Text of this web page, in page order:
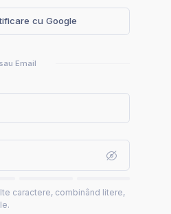
cu Google
sau Email
caractere, combinând litere,